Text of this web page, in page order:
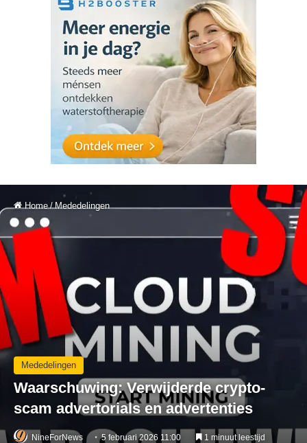
Home / Mededelingen
Mededelingen
Waarschuwing: Verwijderde crypto-
scam advertorials en advertenties
NineForNews 5 februari 2026 11:00 1 minuut leestijd